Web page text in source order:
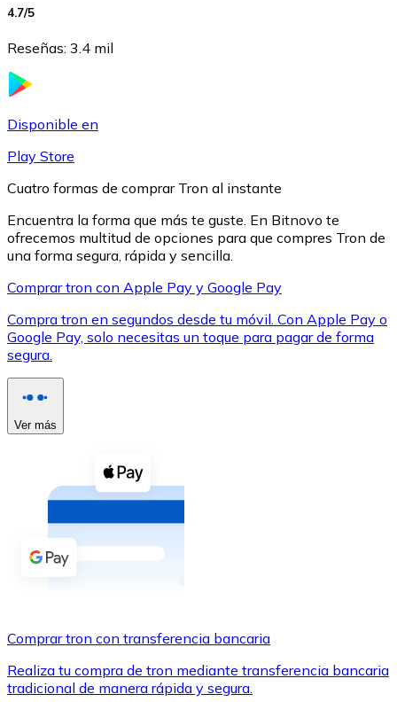
XRP
XRP
Ver todo
Compra criptomonedas con efectivo en tu tienda más
Comprar con efectivo
Transferencia SEPA
Tarjeta de crédito / débito
Utiliza tarjetas Visa y Mastercard para comprar
4.7/5
Reseñas: 3.4 mil
Disponible en
Play Store
Cuatro formas de comprar Tron al instante
Encuentra la forma que más te guste. En Bitnovo te
ofrecemos multitud de opciones para que compres Tron de
una forma segura, rápida y sencilla.
Comprar tron con Apple Pay y Google Pay
Compra tron en segundos desde tu móvil. Con Apple Pay o
Google Pay, solo necesitas un toque para pagar de forma
segura.
Ver más
Comprar tron con transferencia bancaria
Realiza tu compra de tron mediante transferencia bancaria
tradicional de manera rápida y segura.